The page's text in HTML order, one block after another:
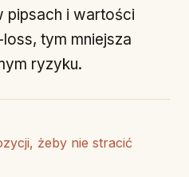
pipsach i wartości
tym mniejsza
ryzyku.
żeby nie stracić